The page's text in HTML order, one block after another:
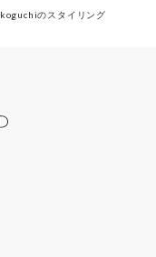
koguchiのスタイリング